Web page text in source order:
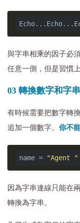
與字串相乘的因子必
任意一側，但是習慣
03 轉換數字和字串
有時候需要把數字轉
追加一個數字。 你不
name = "Agent "
因為字串連線只能在
轉換為字串。